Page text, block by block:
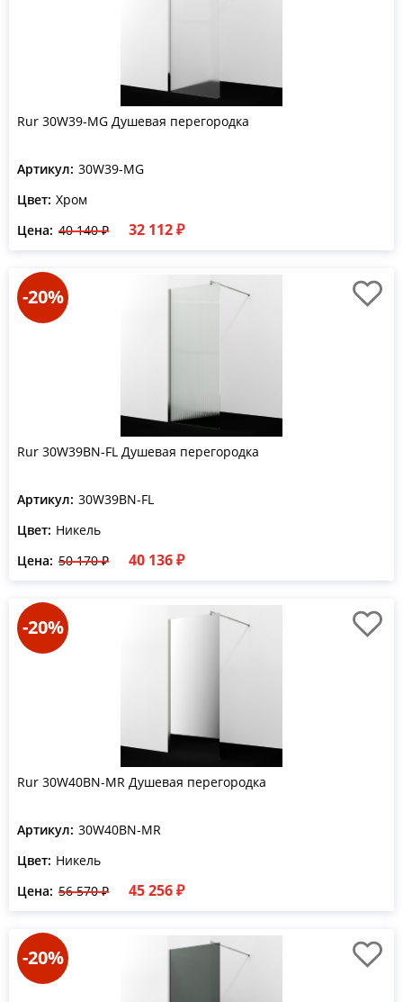
Rur 30W39-MG Душевая перегородка
Артикул: 30W39-MG
Цвет: Хром
Цена: 40 140 ₽ 32 112 ₽
-20%
Rur 30W39BN-FL Душевая перегородка
Артикул: 30W39BN-FL
Цвет: Никель
Цена: 50 170 ₽ 40 136 ₽
-20%
Rur 30W40BN-MR Душевая перегородка
Артикул: 30W40BN-MR
Цвет: Никель
Цена: 56 570 ₽ 45 256 ₽
-20%